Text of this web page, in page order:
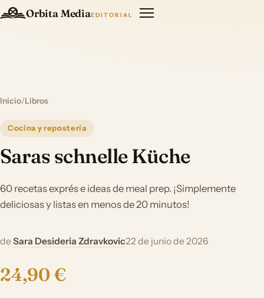
Orbita MediaEDITORIAL
Inicio/Libros
Cocina y repostería
Saras schnelle Küche
60 recetas exprés e ideas de meal prep. ¡Simplemente
deliciosas y listas en menos de 20 minutos!
deSara Desideria Zdravkovic22 de junio de 2026
24,90 €